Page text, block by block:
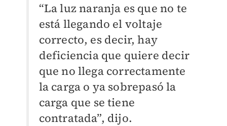
“La luz naranja es que no te
está llegando el voltaje
correcto, es decir, hay
deficiencia que quiere decir
que no llega correctamente
la carga o ya sobrepasó la
carga que se tiene
contratada”, dijo.